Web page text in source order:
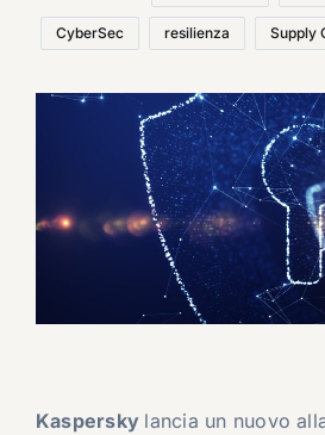
CyberSec resilienza Supply
Kaspersky lancia un nuovo